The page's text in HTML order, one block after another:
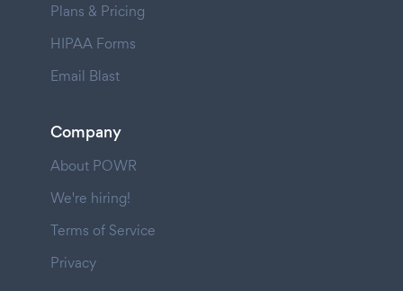
Plans & Pricing
HIPAA Forms
Email Blast
Company
About POWR
We're hiring!
Terms of Service
Privacy